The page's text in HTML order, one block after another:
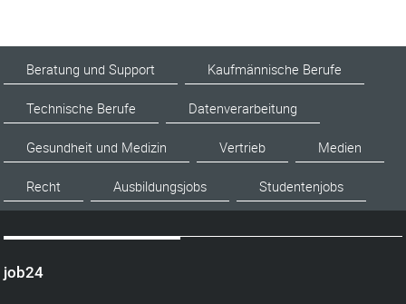
Beratung und Support Kaufmännische Berufe
Technische Berufe Datenverarbeitung
Gesundheit und Medizin Vertrieb Medien
Recht Ausbildungsjobs Studentenjobs
job24